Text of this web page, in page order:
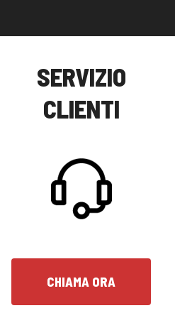
SERVIZIO
CLIENTI
CHIAMA ORA